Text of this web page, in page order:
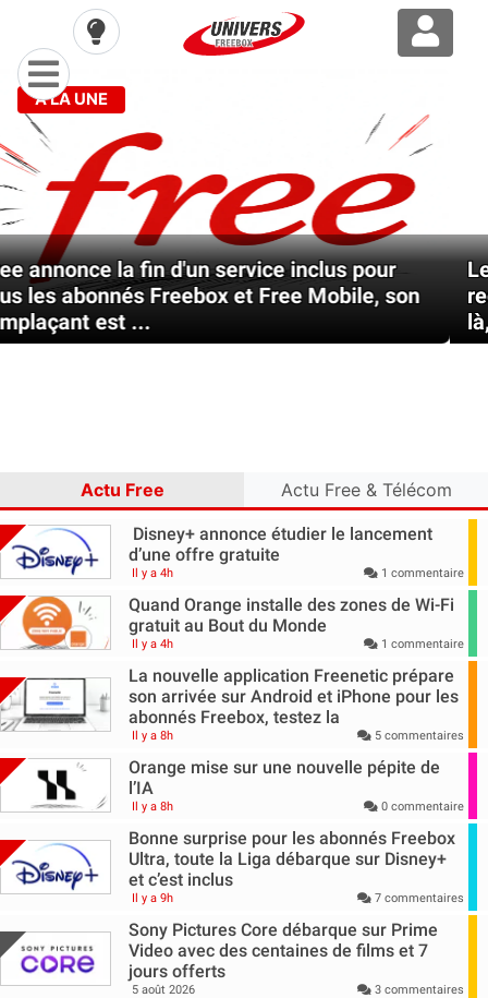
À LA UNE
Les nouveautés de la semaine chez Free :
redémarrez vos Freebox, une mise à jour est
là, Free Mobile ...
Previous
Actu Free Actu Free & Télécom
Disney+ annonce étudier le lancement
d’une offre gratuite
Il y a 4h 1 commentaire
Quand Orange installe des zones de Wi-Fi
gratuit au Bout du Monde
Il y a 4h 1 commentaire
La nouvelle application Freenetic prépare
son arrivée sur Android et iPhone pour les
abonnés Freebox, testez la
Il y a 8h 5 commentaires
Orange mise sur une nouvelle pépite de
l’IA
Il y a 8h 0 commentaire
Bonne surprise pour les abonnés Freebox
Ultra, toute la Liga débarque sur Disney+
et c’est inclus
Il y a 9h 7 commentaires
Sony Pictures Core débarque sur Prime
Video avec des centaines de films et 7
jours offerts
5 août 2026 3 commentaires